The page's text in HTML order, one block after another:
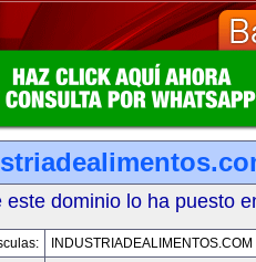
este dominio lo ha puesto
INDUSTRIADEALIMENTOS.COM